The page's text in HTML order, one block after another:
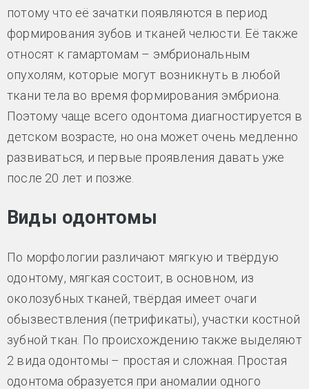
потому что её зачатки появляются в период
формирования зубов и тканей челюсти. Её также
относят к гамартомам – эмбриональным
опухолям, которые могут возникнуть в любой
ткани тела во время формирования эмбриона.
Поэтому чаще всего одонтома диагностируется в
детском возрасте, но она может очень медленно
развиваться, и первые проявления давать уже
после 20 лет и позже.
Виды одонтомы
По морфологии различают мягкую и твёрдую
одонтому, мягкая состоит, в основном, из
околозубных тканей, твёрдая имеет очаги
обызвествления (петрификаты), участки костной
зубной ткан. По происхождению также выделяют
2 вида одонтомы – простая и сложная. Простая
одонтома образуется при аномалии одного